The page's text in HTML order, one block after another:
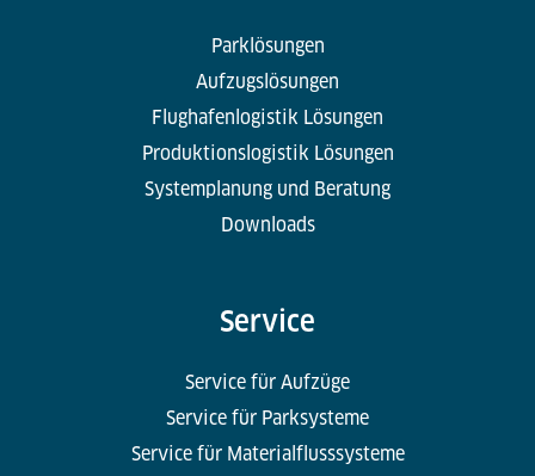
Parklösungen
Aufzugslösungen
Flughafenlogistik Lösungen
Produktionslogistik Lösungen
Systemplanung und Beratung
Downloads
Service
Service für Aufzüge
Service für Parksysteme
Service für Materialflusssysteme